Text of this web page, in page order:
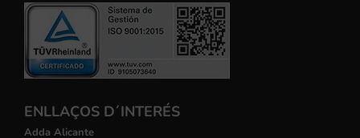
ENLLAÇOS D´INTERÉS
Adda Alicante